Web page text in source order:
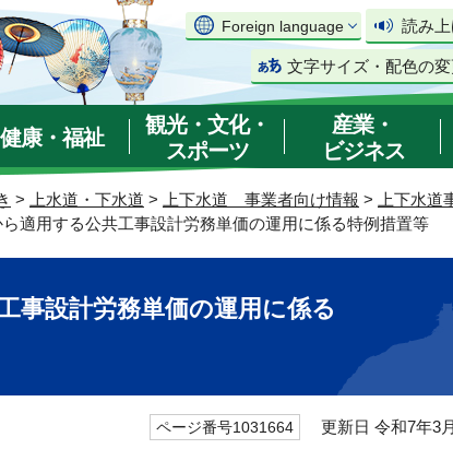
Foreign language 読み
文字サイズ・配色の変
健康・福祉
観光・文化・
スポーツ
産業・
ビジネス
> 上水道・下水道 > 上下水道 事業者向け情報 > 上下水道
適用する公共工事設計労務単価の運用に係る特例措置等
事設計労務単価の運用に係る
ページ番号1031664 更新日 令和7年3